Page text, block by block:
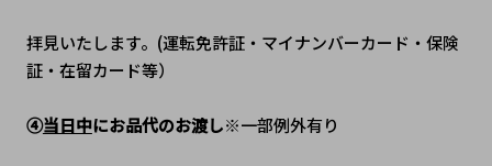
拝見いたします。(運転免許証・マイナンバーカード・保険
証・在留カード等）
④当日中にお品代のお渡し※一部例外有り